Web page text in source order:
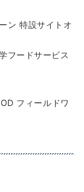
ン 特設サイトオ
フードサービス
フィールドワ